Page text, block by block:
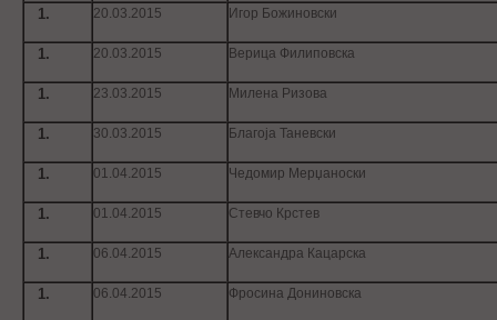
20.03.2015 Игор Божиновски
20.03.2015 Верица Филиповска
23.03.2015 Милена Ризова
30.03.2015 Благоја Таневски
01.04.2015 Чедомир Мерџаноски
01.04.2015 Стевчо Крстев
06.04.2015 Александра Кацарска
06.04.2015 Фросина Дониновска